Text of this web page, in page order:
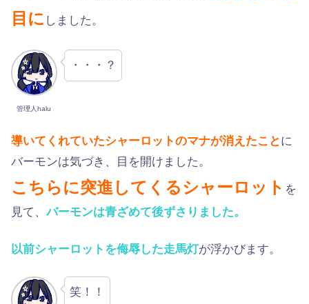
目に しました。
管理人halu
・・・？
導いてくれていたシャーロットのマナが消えたことに
バーモンは気づき、目を開けました。
こちらに突進してくるシャーロット を
見て、バーモンは青ざめて後ずさりました。
以前シャーロットを侮辱した走馬灯が浮かびます。
笑！！